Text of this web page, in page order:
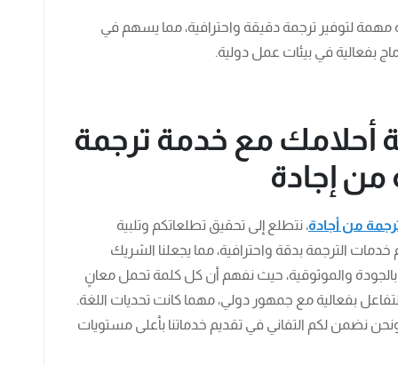
مهمة لتوفير ترجمة دقيقة واحترافية، مما يسهم في
بفعالية في بيئات عمل دولية.
أحلامك مع خدمة ترجمة
من إجادة
من أجادة، نتطلع إلى تحقيق تطلعاتكم وتلبية
الترجمة بدقة واحترافية، مما يجعلنا الشريك
بالجودة والموثوقية، حيث نفهم أن كل كلمة تحمل معانٍ
بفعالية مع جمهور دولي، مهما كانت تحديات اللغة.
نضمن لكم التفاني في تقديم خدماتنا بأعلى مستويات